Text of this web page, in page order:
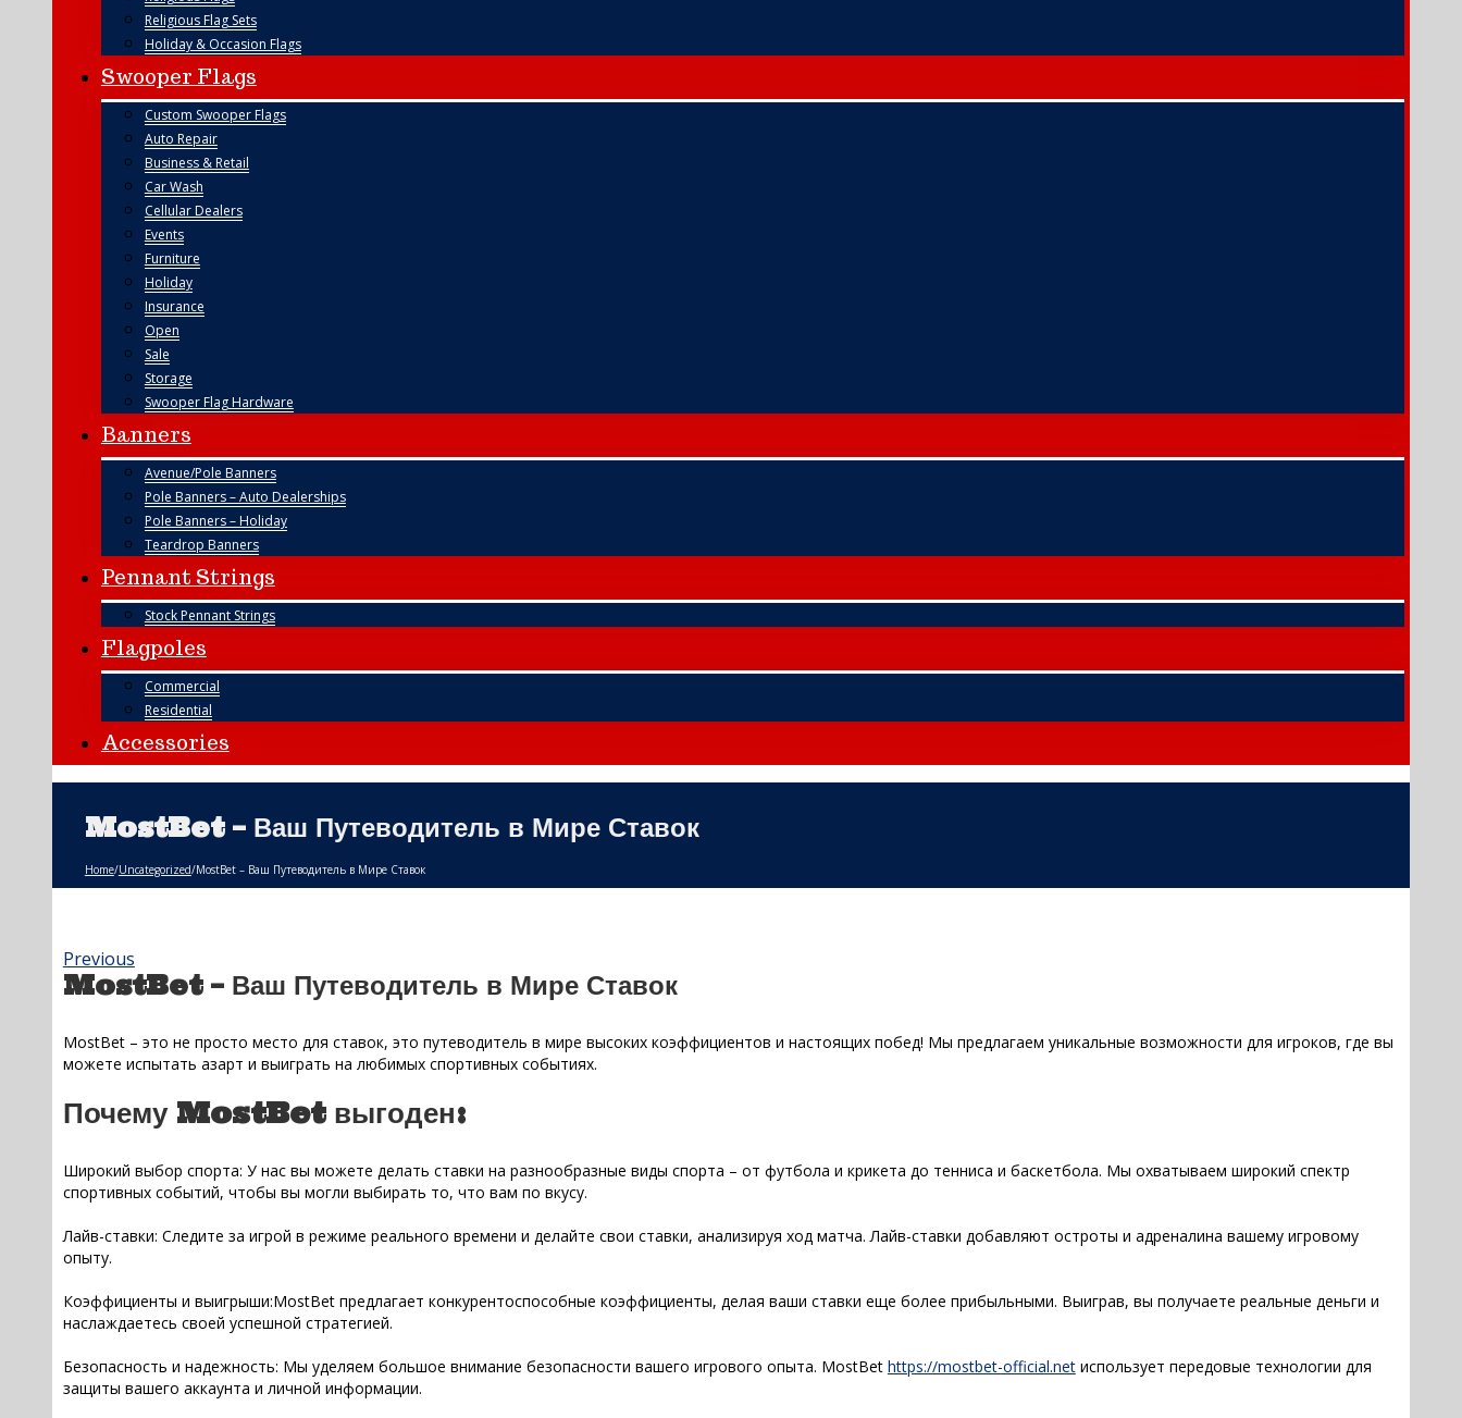
Religious Flag Sets
Holiday & Occasion Flags
Swooper Flags
Custom Swooper Flags
Auto Repair
Business & Retail
Car Wash
Cellular Dealers
Events
Furniture
Holiday
Insurance
Open
Sale
Storage
Swooper Flag Hardware
Banners
Avenue/Pole Banners
Pole Banners – Auto Dealerships
Pole Banners – Holiday
Teardrop Banners
Pennant Strings
Stock Pennant Strings
Flagpoles
Commercial
Residential
Accessories
MostBet – Ваш Путеводитель в Мире Ставок
Home/Uncategorized/MostBet – Ваш Путеводитель в Мире Ставок
Previous
MostBet – Ваш Путеводитель в Мире Ставок
MostBet – это не просто место для ставок, это путеводитель в мире высоких коэффициентов и настоящих побед! Мы предлагаем уникальные возможности для игроков, где вы
можете испытать азарт и выиграть на любимых спортивных событиях.
Почему MostBet выгоден:
Широкий выбор спорта: У нас вы можете делать ставки на разнообразные виды спорта – от футбола и крикета до тенниса и баскетбола. Мы охватываем широкий спектр
спортивных событий, чтобы вы могли выбирать то, что вам по вкусу.
Лайв-ставки: Следите за игрой в режиме реального времени и делайте свои ставки, анализируя ход матча. Лайв-ставки добавляют остроты и адреналина вашему игровому
опыту.
Коэффициенты и выигрыши:MostBet предлагает конкурентоспособные коэффициенты, делая ваши ставки еще более прибыльными. Выиграв, вы получаете реальные деньги и
наслаждаетесь своей успешной стратегией.
Безопасность и надежность: Мы уделяем большое внимание безопасности вашего игрового опыта. MostBet https://mostbet-official.netиспользует передовые технологии для
защиты вашего аккаунта и личной информации.